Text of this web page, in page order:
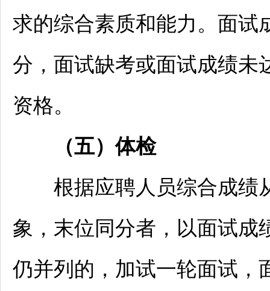
求的综合素质和能力。面试
分，面试缺考或面试成绩未
资格。
（五）体检
根据应聘人员综合成绩
象，末位同分者，以面试成
仍并列的，加试一轮面试，